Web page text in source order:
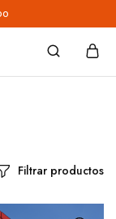
Filtrar productos